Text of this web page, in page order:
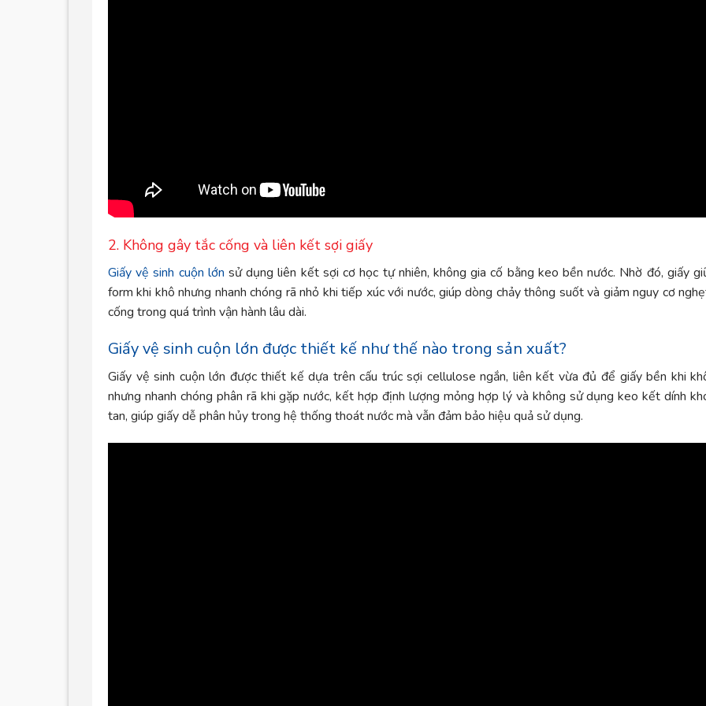
2. Không gây tắc cống và liên kết sợi giấy
Giấy vệ sinh cuộn lớn sử dụng liên kết sợi cơ học tự nhiên, không gia cố bằng keo bền nước. Nhờ đó, giấy
form khi khô nhưng nhanh chóng rã nhỏ khi tiếp xúc với nước, giúp dòng chảy thông suốt và giảm nguy cơ
cống trong quá trình vận hành lâu dài.
Giấy vệ sinh cuộn lớn được thiết kế như thế nào trong sản xuất?
Giấy vệ sinh cuộn lớn được thiết kế dựa trên cấu trúc sợi cellulose ngắn, liên kết vừa đủ để giấy bền khi
nhưng nhanh chóng phân rã khi gặp nước, kết hợp định lượng mỏng hợp lý và không sử dụng keo kết dính
tan, giúp giấy dễ phân hủy trong hệ thống thoát nước mà vẫn đảm bảo hiệu quả sử dụng.